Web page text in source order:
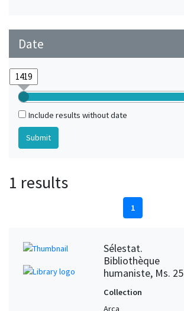
Date
Include results without date
1 results
1
Sélestat.
Bibliothèque
humaniste, Ms. 25
Collection
Arca